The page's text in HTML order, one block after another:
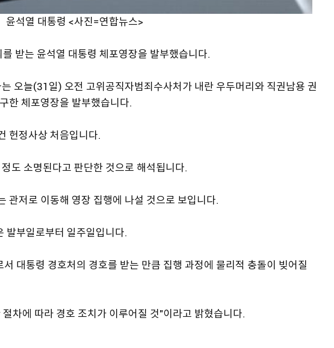
윤석열 대통령 <사진=연합뉴스>
받는 윤석열 대통령 체포영장을 발부했습니다.
오늘(31일) 오전 고위공직자범죄수사처가 내란 우두머리와 직권남용 권
한 체포영장을 발부했습니다.
헌정사상 처음입니다.
도 소명된다고 판단한 것으로 해석됩니다.
관저로 이동해 영장 집행에 나설 것으로 보입니다.
발부일로부터 일주일입니다.
대통령 경호처의 경호를 받는 만큼 집행 과정에 물리적 충돌이 빚어질
차에 따라 경호 조치가 이루어질 것"이라고 밝혔습니다.